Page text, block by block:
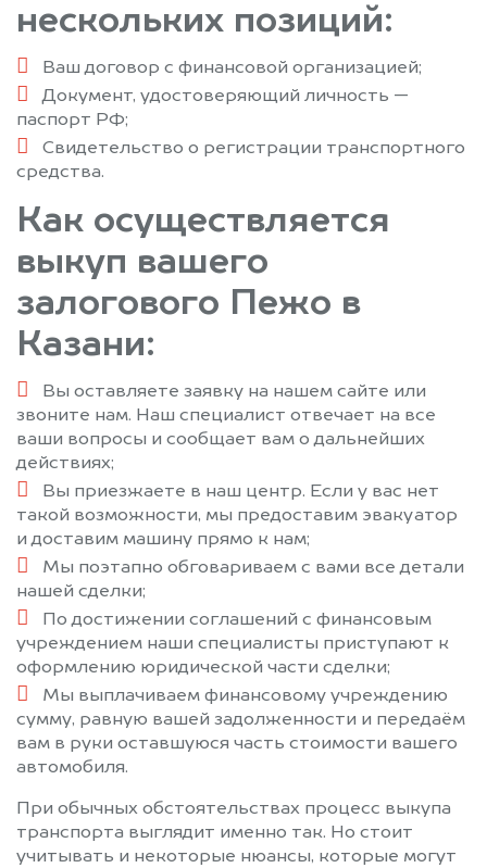
нескольких позиций:
Ваш договор с финансовой организацией;
Документ, удостоверяющий личность —
паспорт РФ;
Свидетельство о регистрации транспортного
средства.
Как осуществляется
выкуп вашего
залогового Пежо в
Казани:
Вы оставляете заявку на нашем сайте или
звоните нам. Наш специалист отвечает на все
ваши вопросы и сообщает вам о дальнейших
действиях;
Вы приезжаете в наш центр. Если у вас нет
такой возможности, мы предоставим эвакуатор
и доставим машину прямо к нам;
Мы поэтапно обговариваем с вами все детали
нашей сделки;
По достижении соглашений с финансовым
учреждением наши специалисты приступают к
оформлению юридической части сделки;
Мы выплачиваем финансовому учреждению
сумму, равную вашей задолженности и передаём
вам в руки оставшуюся часть стоимости вашего
автомобиля.
При обычных обстоятельствах процесс выкупа
транспорта выглядит именно так. Но стоит
учитывать и некоторые нюансы, которые могут